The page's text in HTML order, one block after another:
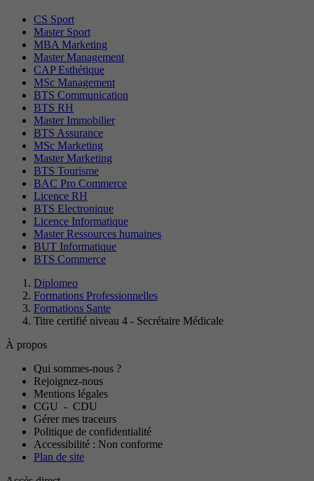
CS Sport
Master Sport
MBA Marketing
Master Management
CAP Esthétique
MSc Management
BTS Communication
BTS RH
Master Immobilier
BTS Assurance
MSc Marketing
Master Marketing
BTS Tourisme
BAC Pro Commerce
Licence RH
BTS Electronique
Licence Informatique
Master Ressources humaines
BUT Informatique
BTS Commerce
Diplomeo
Formations Professionnelles
Formations Sante
Titre certifié niveau 4 - Secrétaire Médicale
À propos
Qui sommes-nous ?
Rejoignez-nous
Mentions légales
CGU - CDU
Gérer mes traceurs
Politique de confidentialité
Accessibilité : Non conforme
Plan de site